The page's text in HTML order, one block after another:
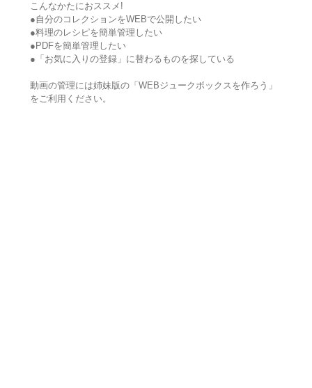
こんなかたにおススメ!
●自分のコレクションをWEBで公開したい
●料理のレシピを簡単管理したい
●PDFを簡単管理したい
●「お気に入りの登録」に替わるものを探している
動画の管理には姉妹版の「WEBジュークボックスを作ろう」
をご利用ください。